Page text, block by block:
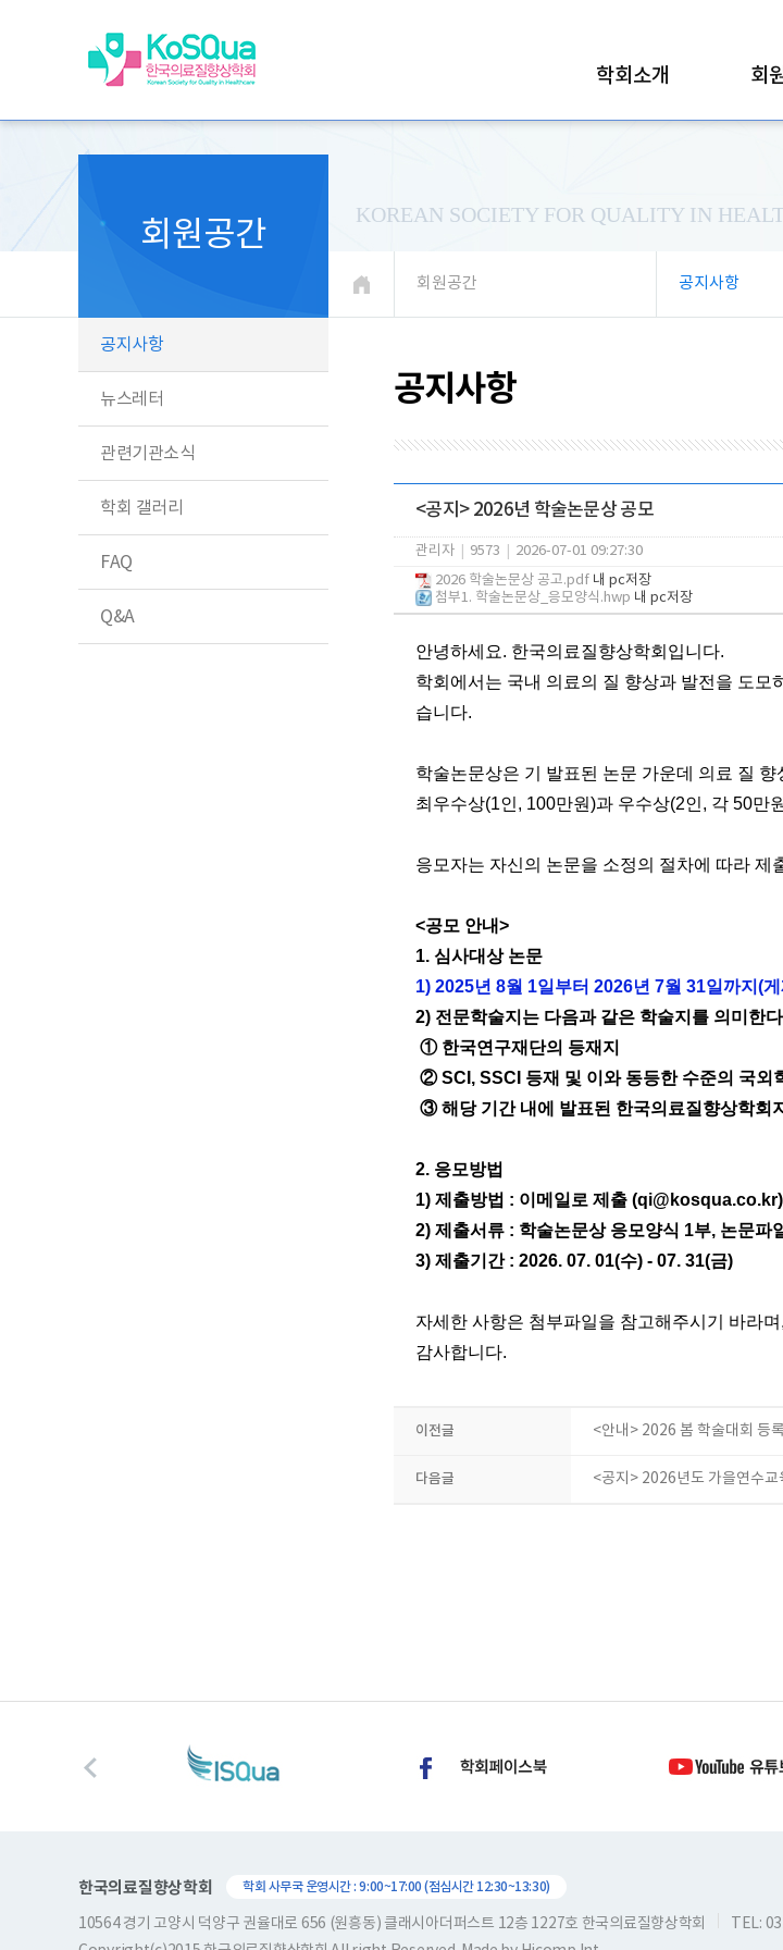
학회소개 회
KOREAN SOCIETY FOR QUALITY IN
회원공간 공지사항
회원공간
공지사항
뉴스레터
관련기관소식
학회 갤러리
FAQ
Q&A
공지사항
<공지> 2026년 학술논문상 공모
관리자 9573
2026-07-01 09:27:30
2026 학술논문상 공고.pdf 내 pc저장
첨부1. 학술논문상_응모양식.hwp 내 pc저장
안녕하세요. 한국의료질향상학회입니다.
학회에서는 국내 의료의 질 향상과 발전을 도모
습니다.
학술논문상은 기 발표된 논문 가운데 의료 질
최우수상(1인, 100만원)과 우수상(2인, 각 50만원
응모자는 자신의 논문을 소정의 절차에 따라 제
<공모 안내>
1. 심사대상 논문
1) 2025년 8월 1일부터 2026년 7월 31일까지 (
2) 전문학술지는 다음과 같은 학술지를 의미한다
① 한국연구재단의 등재지
②SCI, SSCI 등재 및 이와 동등한 수준의 국외
③해당 기간 내에 발표된 한국의료질향상학회
2. 응모방법
1) 제출방법 : 이메일로 제출 (qi@kosqua.co.kr)
2) 제출서류 : 학술논문상 응모양식 1부, 논문파
3) 제출기간 : 2026. 07. 01(수) - 07. 31(금)
자세한 사항은 첨부파일을 참고해주시기 바라며 ,
감사합니다.
이전글 <안내> 2026 봄 학술대회 등
다음글 <공지> 2026년도 가을연수교
한국의료질향상학회 학회 사무국 운영시간 : 9:00~17:00 (점심시간 12:30~13:30)
10564 경기 고양시 덕양구 권율대로 656 (원흥동) 클래시아더퍼스트 12층 1227호 한국의료질향상학회 TEL: